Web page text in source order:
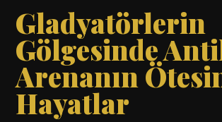
Gladyatörlerin
Gölgesinde
Arenanın
Hayatlar